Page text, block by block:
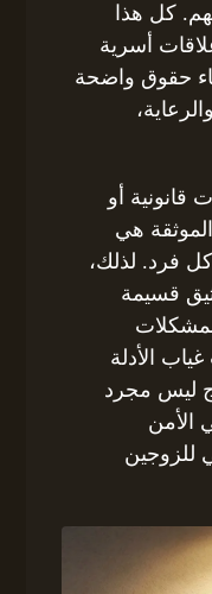
كل هذا
أسرية
حقوق واضحة
أو
هي
فرد. لذلك،
قسيمة
الأدلة
ليس مجرد
الأمن
للزوجين